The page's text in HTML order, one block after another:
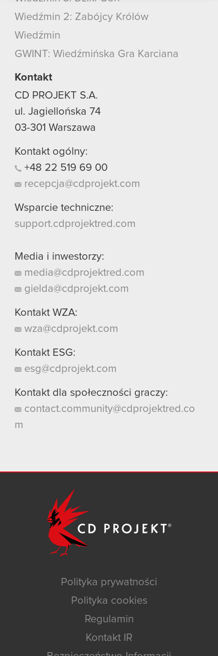
korzystanie z naszej witryny, zgadasz się na
używanie plików cookie.
Wiedźmin 2: Zabójcy Królów
Wiedźmin
GWINT: Wiedźmińska Gra Karciana
Kontakt
CD PROJEKT S.A.
ul. Jagiellońska 74
03-301 Warszawa
Kontakt ogólny:
+48 22 519 69 00
recepcja@cdprojekt.com
Wsparcie techniczne:
support.cdprojektred.com
Media i inwestorzy:
media@cdprojektred.com
gielda@cdprojekt.com
Kontakt WZA:
wza@cdprojekt.com
Kontakt ESG:
esg@cdprojekt.com
Kontakt dla społeczności graczy:
contact.community@cdprojektred.co
m
Polityka prywatności
Polityka cookies
Regulamin
Kontakt IR